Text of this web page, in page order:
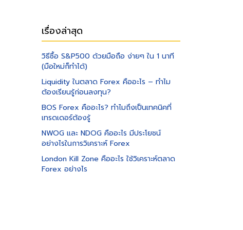
เรื่องล่าสุด
วิธีซื้อ S&P500 ด้วยมือถือ ง่ายๆ ใน 1 นาที
(มือใหม่ก็ทำได้)
Liquidity ในตลาด Forex คืออะไร – ทำไม
ต้องเรียนรู้ก่อนลงทุน?
BOS Forex คืออะไร? ทำไมถึงเป็นเทคนิคที่
เทรดเดอร์ต้องรู้
NWOG และ NDOG คืออะไร มีประโยชน์
อย่างไรในการวิเคราะห์ Forex
London Kill Zone คืออะไร ใช้วิเคราะห์ตลาด
Forex อย่างไร